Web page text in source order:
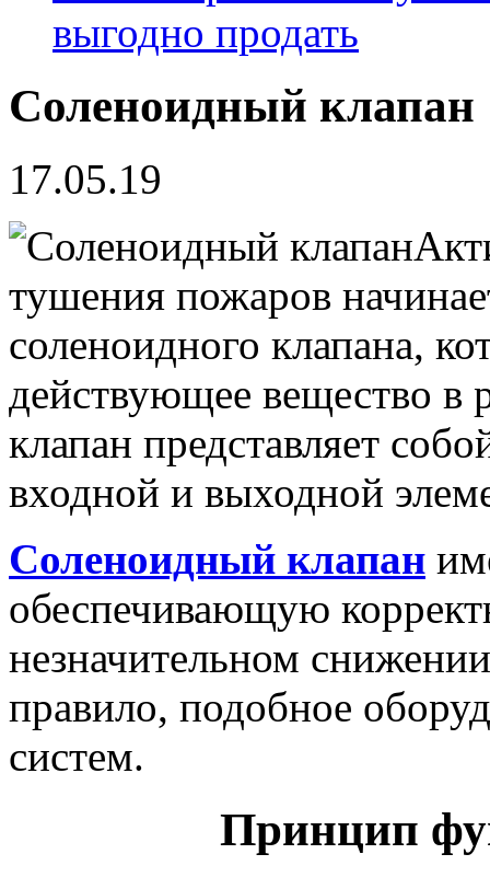
выгодно продать
Соленоидный клапан
17.05.19
тушения пожаров
соленоидного клапана,
действующее вещество в
клапан представляет
входной и выходной
Соленоидный клапан
обеспечивающую
незначительном
правило, подобное
систем.
Принцип